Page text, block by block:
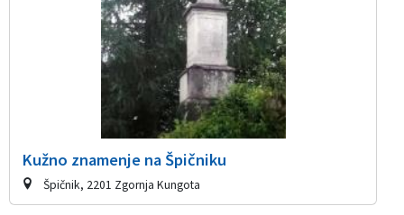
Kužno znamenje na Špičniku
Špičnik, 2201 Zgornja Kungota